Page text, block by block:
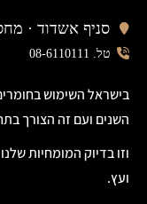
סניף אשדוד · מחסן,
טל. 08-6110111
בישראל השימוש בחומרים
השנים ועם זה הצורך
וזו בדיוק המומחיות
ועץ.